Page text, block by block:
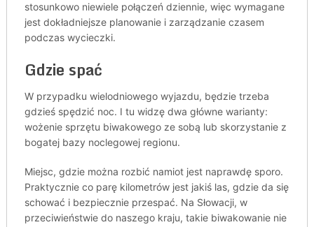
stosunkowo niewiele połączeń dziennie, więc wymagane
jest dokładniejsze planowanie i zarządzanie czasem
podczas wycieczki.
Gdzie spać
W przypadku wielodniowego wyjazdu, będzie trzeba
gdzieś spędzić noc. I tu widzę dwa główne warianty:
wożenie sprzętu biwakowego ze sobą lub skorzystanie z
bogatej bazy noclegowej regionu.
Miejsc, gdzie można rozbić namiot jest naprawdę sporo.
Praktycznie co parę kilometrów jest jakiś las, gdzie da się
schować i bezpiecznie przespać. Na Słowacji, w
przeciwieństwie do naszego kraju, takie biwakowanie nie